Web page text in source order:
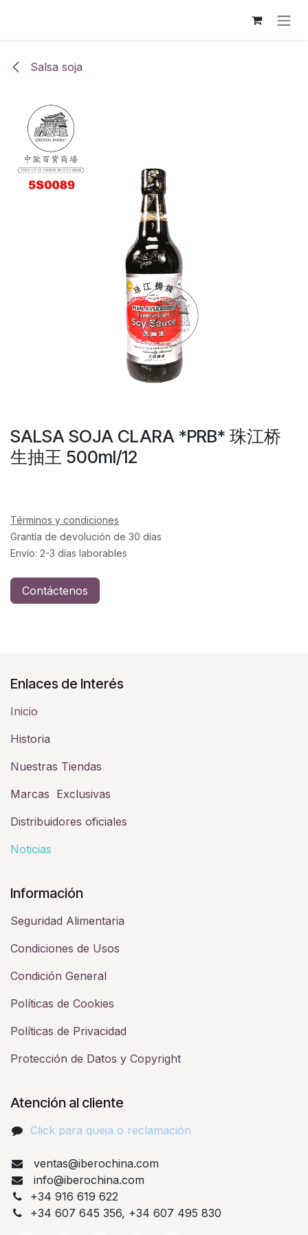
Salsa soja
SALSA SOJA CLARA *PRB* 珠江桥
生抽王 500ml/12
Términos y condiciones
Grantía de devolución de 30 días
Envío: 2-3 días laborables
Contáctenos
Enlaces de Interés
Inicio
Historia​
Nuestras Tiendas
Marcas Exclusivas
Distribuidores oficiales
Noticias
Información
Seguridad Alimentaria
Condiciones de Usos
Condición General
Políticas de Cookies
Políticas de Privacidad
Protección de Datos y Copyright
Atención al cliente
Click para queja o reclamación​
ventas@iberochina.com
info@iberochina.com
+34 916 619 622
+34 607 645 356, +34 607 495 830